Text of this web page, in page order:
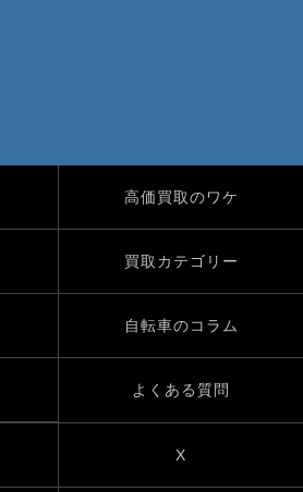
高価買取のワケ
買取カテゴリー
自転車のコラム
よくある質問
X